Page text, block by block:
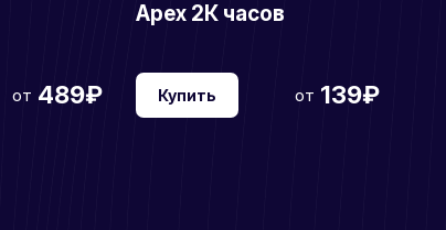
от 489₽
Apex 2К часов
Купить от 139₽